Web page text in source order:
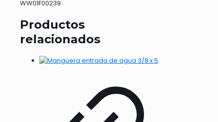
WW01F00239
Productos
relacionados